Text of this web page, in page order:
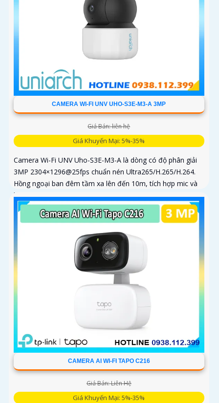
CAMERA WI-FI UNV UHO-S3E-M3-A 3MP
Giá Bán: liên hệ
Giá Khuyến Mại: 5%-35%
Camera Wi-Fi UNV Uho-S3E-M3-A là dòng có độ phân giải
3MP 2304×1296@25fps chuẩn nén Ultra265/H.265/H.264.
Hồng ngoại ban đêm tầm xa lên đến 10m, tích hợp mic và
loa trong phạm vi 3m
CAMERA AI WI-FI TAPO C216
Giá Bán: Liên Hệ
Giá Khuyến Mại: 5%-35%